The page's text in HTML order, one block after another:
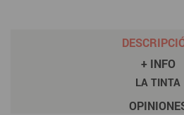
+ INFO
LA TINTA